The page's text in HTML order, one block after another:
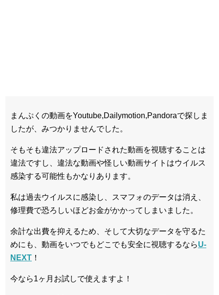
まんぷくの動画をYoutube,Dailymotion,Pandoraで探しま
したが、みつかりませんでした。
そもそも違法アップロードされた動画を視聴することは
違法ですし、違法な動画や怪しい動画サイトはウイルス
感染する可能性もかなりあります。
私は過去ウイルスに感染し、スマフォのデータは消え、
修理費で恐ろしいほどお金がかかってしまいました。
余計な出費を抑えるため、そして大切なデータを守るた
めにも、動画をいつでもどこでも安全に視聴するならU-
NEXT ！
今なら1ヶ月お試しで使えますよ！